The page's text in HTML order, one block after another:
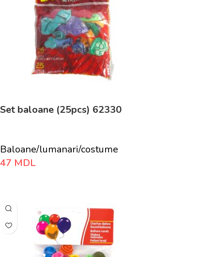
Set baloane (25pcs) 62330
Baloane/lumanari/costume
47 MDL